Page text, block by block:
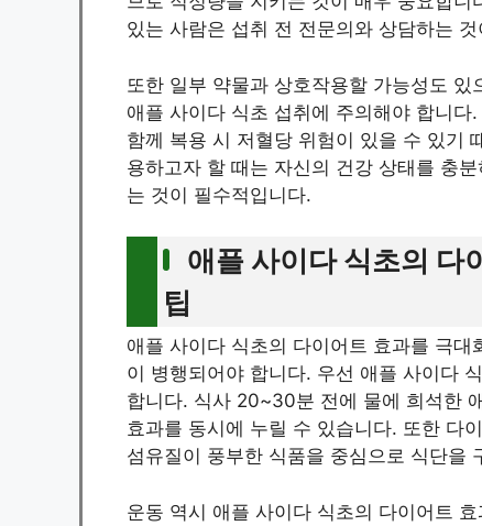
있는 사람은 섭취 전 전문의와 상담하는
또한 일부 약물과 상호작용할 가능성도
애플 사이다 식초 섭취에 주의해야 합니
함께 복용 시 저혈당 위험이 있을 수 있기
용하고자 할 때는 자신의 건강 상태를 충
는 것이 필수적입니다.
애플 사이다 식초의 다
팁
애플 사이다 식초의 다이어트 효과를 극
이 병행되어야 합니다. 우선 애플 사이다
합니다. 식사 20~30분 전에 물에 희석한
효과를 동시에 누릴 수 있습니다. 또한 다
섬유질이 풍부한 식품을 중심으로 식단을
운동 역시 애플 사이다 식초의 다이어트